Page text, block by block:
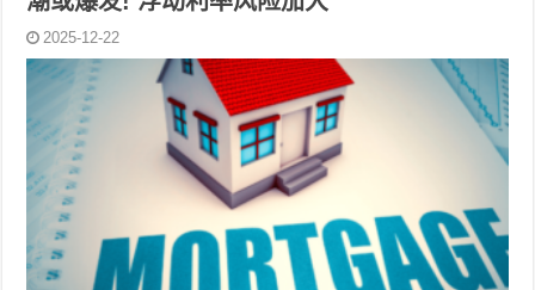
2025-12-22